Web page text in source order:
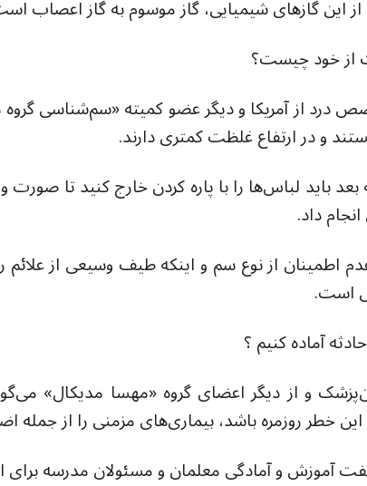
این گازهای شیمیایی، گاز موسوم به گاز
از خود چیست؟
درد از آمریکا و دیگر عضو کمیته «سم‌شناسی
و در ارتفاع غلظت کمتری دارند.
بعد باید لباس‌ها را با پاره کردن خارج کنید
داد.
اطمینان از نوع سم و اینکه طیف وسیعی از علائم
است.
آماده کنیم ؟
و از دیگر اعضای گروه «مهسا مدیکال»
خطر روزمره باشد، بیماری‌های مزمنی را از
آموزش و آمادگی معلمان و مسئولان مدرسه برای